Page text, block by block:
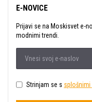
E-NOVICE
Prijavi se na Moskisvet e-
modnimi trendi.
Strinjam se s